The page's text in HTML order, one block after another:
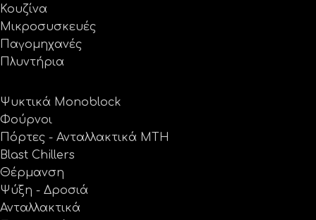
Κουζίνα
Μικροσυσκευές
Παγομηχανές
Πλυντήρια
Ψυκτικά Monoblock
Φούρνοι
Πόρτες - Ανταλλακτικά MTH
Blast Chillers
Θέρμανση
Ψύξη - Δροσιά
Ανταλλακτικά